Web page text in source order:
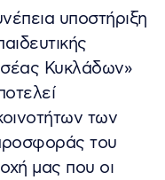
υποστήριξη
Κυκλάδων»
των
του
μας που οι